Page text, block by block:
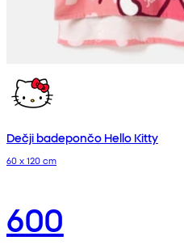
Dečji badepončo Hello Kitty
60 x 120 cm
600